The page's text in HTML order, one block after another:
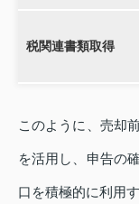
税関連書類取得
このように、売却
を活用し、申告の
口を積極的に利用